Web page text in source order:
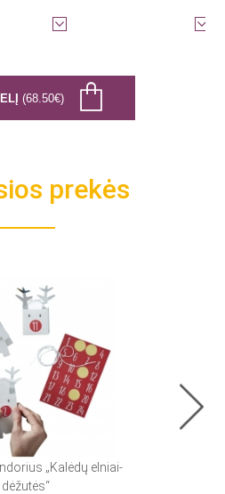
(68.50€)
prekės
„Kalėdų elniai-
dėžutės“